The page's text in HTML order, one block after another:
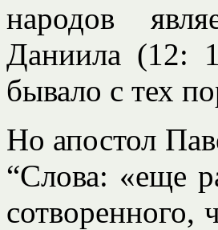
народов
Даниила (12:
бывало с тех
Но апостол
“Слова: «еще
сотворенного,